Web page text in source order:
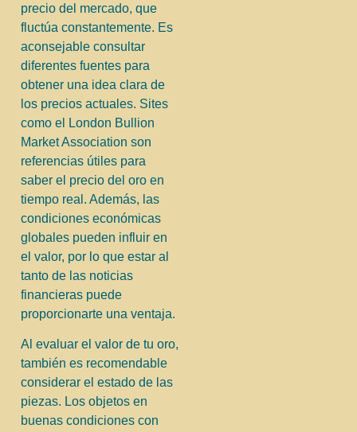
precio del mercado, que
fluctúa constantemente. Es
aconsejable consultar
diferentes fuentes para
obtener una idea clara de
los precios actuales. Sites
como el London Bullion
Market Association son
referencias útiles para
saber el precio del oro en
tiempo real. Además, las
condiciones económicas
globales pueden influir en
el valor, por lo que estar al
tanto de las noticias
financieras puede
proporcionarte una ventaja.
Al evaluar el valor de tu oro,
también es recomendable
considerar el estado de las
piezas. Los objetos en
buenas condiciones con